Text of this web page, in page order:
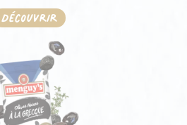
Découvrir